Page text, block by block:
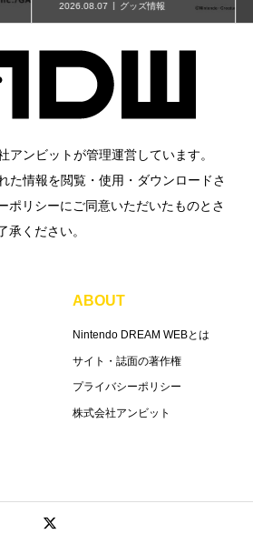
2026.08.07 イベント情報
アンビットが管理運営しています。
た情報を閲覧・使用・ダウンロードさ
ポリシーにご同意いただいたものとさ
承ください。
ABOUT
Nintendo DREAM WEBとは
サイト・誌面の著作権
プライバシーポリシー
株式会社アンビット